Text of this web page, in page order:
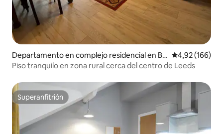
Departamento en complejo residencial en Br
amley
Calificación
4,92 (166)
Piso tranquilo en zona rural cerca del centro de Leeds
Superanfitrión
Superanfitrión